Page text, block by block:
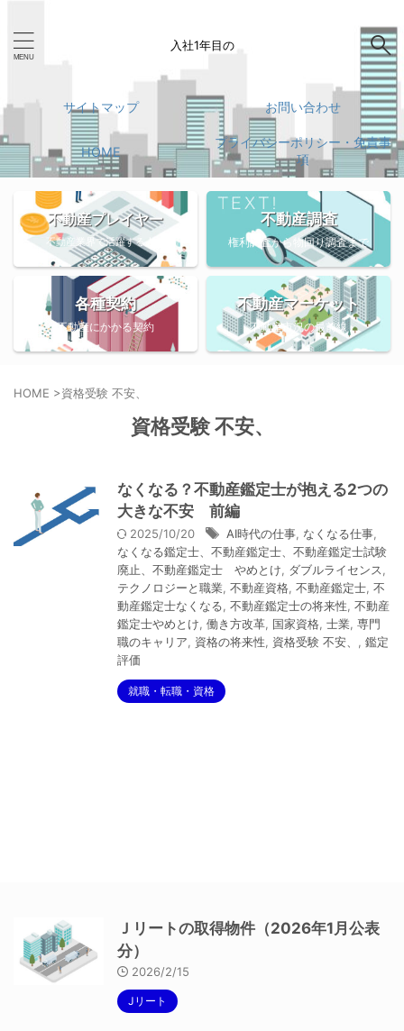
入社1年目の
サイトマップ お問い合わせ
HOME
プライバシーポリシー・免責事
項
不動産プレイヤー
不動産業界で活躍する人々
不動産調査
権利調査から物回り調査まで
各種契約
不動産にかかる契約
不動産マーケット
不動産市況の最前線
HOME >資格受験 不安、
資格受験 不安、
なくなる？不動産鑑定士が抱える2つの
大きな不安 前編
2025/10/20 AI時代の仕事 なくなる仕事
なくなる鑑定士、不動産鑑定士、不動産鑑定士試験
廃止、不動産鑑定士 やめとけ
ダブルライセンス
テクノロジーと職業 不動産資格 不動産鑑定士 不
動産鑑定士なくなる 不動産鑑定士の将来性 不動産
鑑定士やめとけ 働き方改革 国家資格 士業 専門
職のキャリア
資格の将来性 資格受験 不安、
鑑定
評価
就職・転職・資格
Ｊリートの取得物件（2026年1月公表
分）
2026/2/15
Jリート